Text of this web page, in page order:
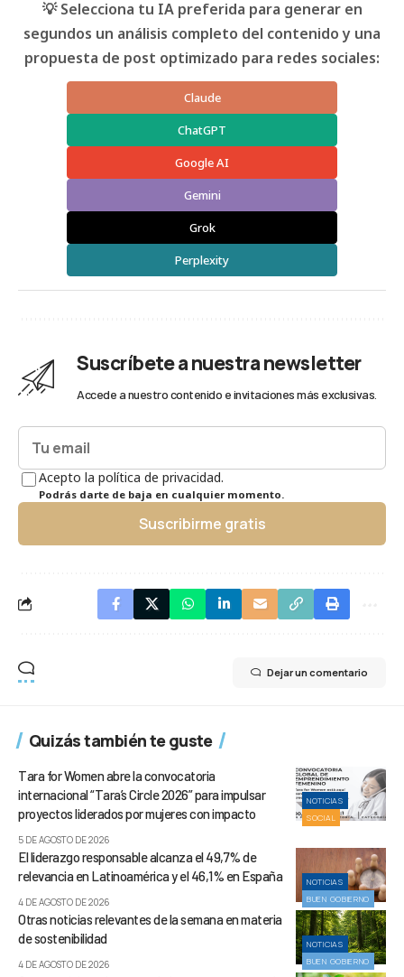
💡 Selecciona tu IA preferida para generar en
segundos un análisis completo del contenido y una
propuesta de post optimizado para redes sociales:
Claude
ChatGPT
Google AI
Gemini
Grok
Perplexity
Suscríbete a nuestra newsletter
Accede a nuestro contenido e invitaciones más exclusivas.
Acepto la política de privacidad.
Podrás darte de baja en cualquier momento.
Suscribirme gratis
Dejar un comentario
Quizás también te guste
NOTICIAS
SOCIAL
Tara for Women abre la convocatoria
internacional “Tara’s Circle 2026” para impulsar
proyectos liderados por mujeres con impacto
5 DE AGOSTO DE 2026
NOTICIAS
BUEN GOBIERNO
El liderazgo responsable alcanza el 49,7% de
relevancia en Latinoamérica y el 46,1% en España
4 DE AGOSTO DE 2026
NOTICIAS
BUEN GOBIERNO
Otras noticias relevantes de la semana en materia
de sostenibilidad
4 DE AGOSTO DE 2026